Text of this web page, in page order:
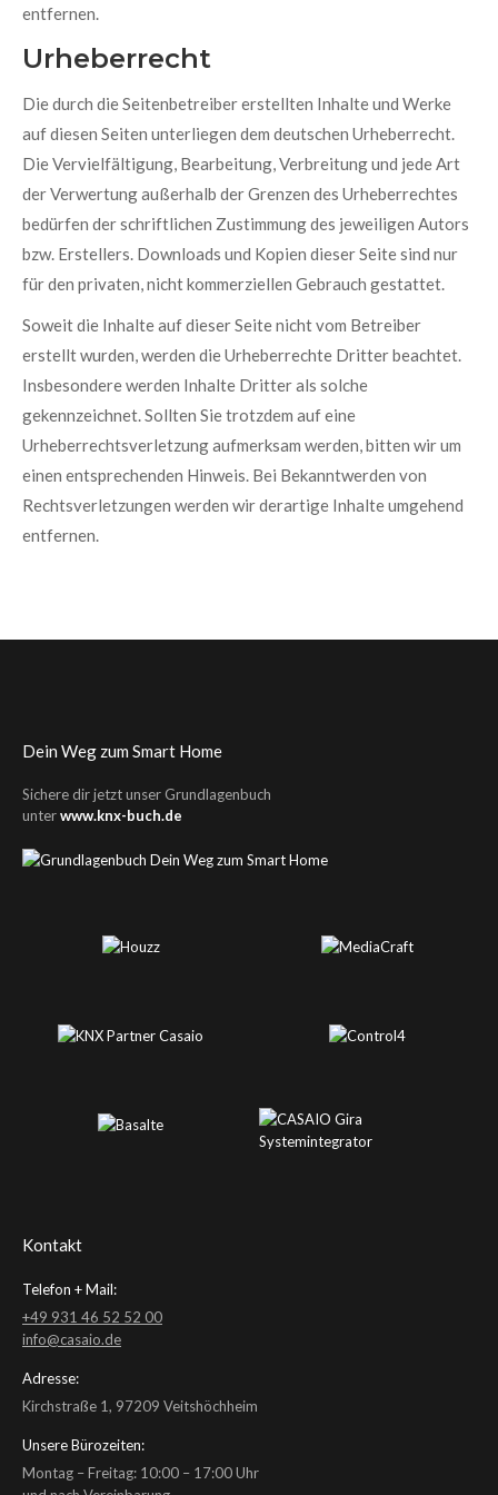
entfernen.
Urheberrecht
Die durch die Seitenbetreiber erstellten Inhalte und Werke
auf diesen Seiten unterliegen dem deutschen Urheberrecht.
Die Vervielfältigung, Bearbeitung, Verbreitung und jede Art
der Verwertung außerhalb der Grenzen des Urheberrechtes
bedürfen der schriftlichen Zustimmung des jeweiligen Autors
bzw. Erstellers. Downloads und Kopien dieser Seite sind nur
für den privaten, nicht kommerziellen Gebrauch gestattet.
Soweit die Inhalte auf dieser Seite nicht vom Betreiber
erstellt wurden, werden die Urheberrechte Dritter beachtet.
Insbesondere werden Inhalte Dritter als solche
gekennzeichnet. Sollten Sie trotzdem auf eine
Urheberrechtsverletzung aufmerksam werden, bitten wir um
einen entsprechenden Hinweis. Bei Bekanntwerden von
Rechtsverletzungen werden wir derartige Inhalte umgehend
entfernen.
Dein Weg zum Smart Home
Sichere dir jetzt unser Grundlagenbuch
unterwww.knx-buch.de
Kontakt
Telefon + Mail:
+49 931 46 52 52 00
info@casaio.de
Adresse:
Kirchstraße 1, 97209 Veitshöchheim
Unsere Bürozeiten:
Montag – Freitag: 10:00 – 17:00 Uhr